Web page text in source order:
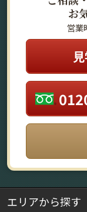
お
営業
エリアから探す